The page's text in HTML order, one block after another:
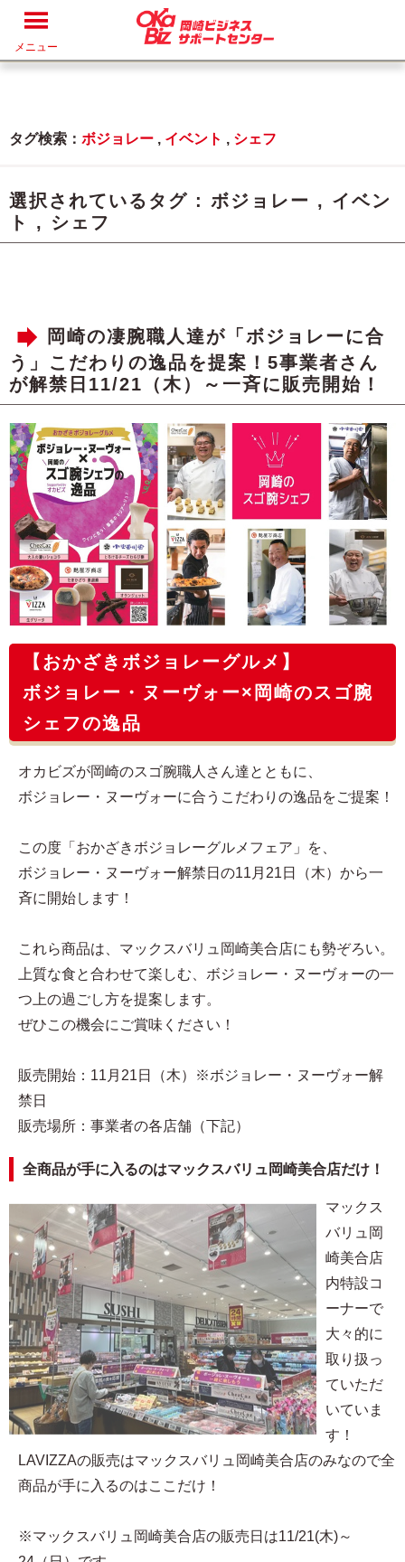
メニュー
タグ検索： ボジョレー , イベント , シェフ
選択されているタグ : ボジョレー , イベン
ト
, シェフ
岡崎の凄腕職人達が「ボジョレーに合
う」こだわりの逸品を提案！5事業者さん
が解禁日11/21（木）～一斉に販売開始！
【おかざきボジョレーグルメ】
ボジョレー・ヌーヴォー×岡崎のスゴ腕
シェフの逸品
オカビズが岡崎のスゴ腕職人さん達とともに、
ボジョレー・ヌーヴォーに合うこだわりの逸品をご提案！
この度「おかざきボジョレーグルメフェア」を、
ボジョレー・ヌーヴォー解禁日の11月21日（木）から一
斉に開始します！
これら商品は、マックスバリュ岡崎美合店にも勢ぞろい。
上質な食と合わせて楽しむ、ボジョレー・ヌーヴォーの一
つ上の過ごし方を提案します。
ぜひこの機会にご賞味ください！
販売開始：11月21日（木）※ボジョレー・ヌーヴォー解
禁日
販売場所：事業者の各店舗（下記）
全商品が手に入るのはマックスバリュ岡崎美合店だけ！
マックス
バリュ岡
崎美合店
内特設コ
ーナーで
大々的に
取り扱っ
ていただ
いていま
す！
LAVIZZAの販売はマックスバリュ岡崎美合店のみなので全
商品が手に入るのはここだけ！
※マックスバリュ岡崎美合店の販売日は11/21(木)～